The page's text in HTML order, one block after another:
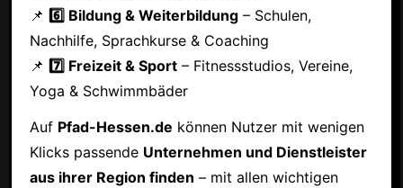
📌 6️⃣ Bildung & Weiterbildung– Schulen,
Nachhilfe, Sprachkurse & Coaching
📌 7️⃣ Freizeit & Sport– Fitnessstudios, Vereine,
Yoga & Schwimmbäder
Auf Pfad-Hessen.de können Nutzer mit wenigen
Klicks passende Unternehmen und Dienstleister
aus ihrer Region finden – mit allen wichtigen